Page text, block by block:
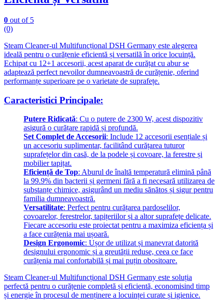
0 out of 5
(0)
Steam Cleaner-ul Multifuncțional DSH Germany este alegerea
ideală pentru o curățenie eficientă și versatilă în orice locuință.
Echipat cu 12+1 accesorii, acest aparat de curățat cu abur se
adaptează perfect nevoilor dumneavoastră de curățenie, oferind
performanțe superioare pe o varietate de suprafețe.
Caracteristici Principale:
Putere Ridicată: Cu o putere de 2300 W, acest dispozitiv
asigură o curățare rapidă și profundă.
Set Complet de Accesorii: Include 12 accesorii esențiale și
un accesoriu suplimentar, facilitând curățarea tuturor
suprafețelor din casă, de la podele și covoare, la ferestre și
mobilier tapițat.
Eficiență de Top: Aburul de înaltă temperatură elimină până
la 99.9% din bacterii și germeni fără a fi necesară utilizarea de
substanțe chimice, asigurând un mediu sănătos și sigur pentru
familia dumneavoastră.
Versatilitate: Perfect pentru curățarea pardoselilor,
covoarelor, ferestrelor, tapițeriilor și a altor suprafețe delicate.
Fiecare accesoriu este proiectat pentru a maximiza eficiența și
a face curățenia mai ușoară.
Design Ergonomic: Ușor de utilizat și manevrat datorită
designului ergonomic și a greutății reduse, ceea ce face
curățenia mai confortabilă și mai puțin obositoare.
Steam Cleaner-ul Multifuncțional DSH Germany este soluția
perfectă pentru o curățenie completă și eficientă, economisind timp
și energie în procesul de menținere a locuinței curate și igienice.